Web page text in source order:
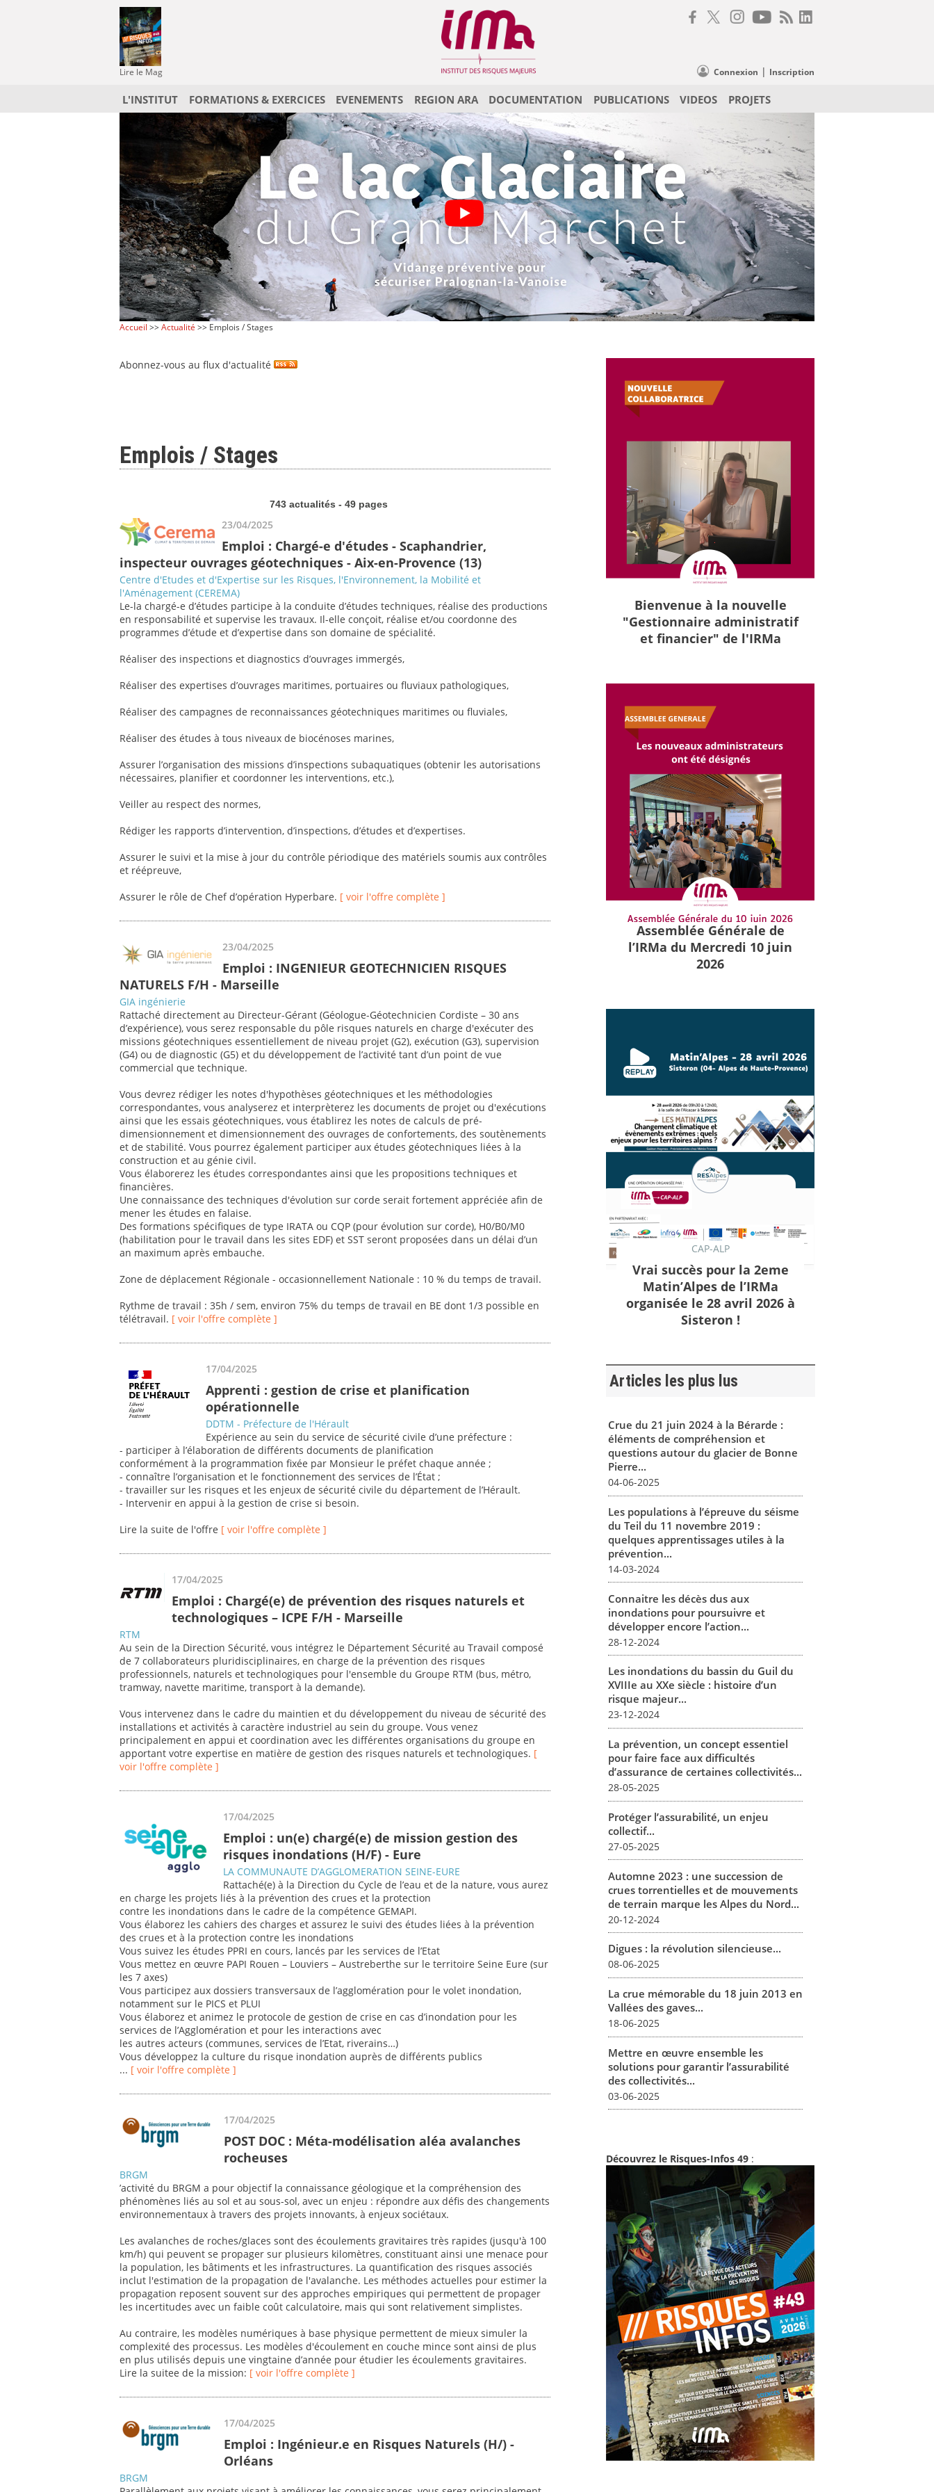
Lire le Mag Connexion | Inscription
L'INSTITUT FORMATIONS & EXERCICES EVENEMENTS REGION ARA DOCUMENTATION PUBLICATIONS VIDEOS PROJETS
Accueil >>Actualité >> Emplois / Stages
Abonnez-vous au flux d'actualité
Emplois / Stages
743 actualités - 49 pages
23/04/2025
Emploi : Chargé-e d'études - Scaphandrier,
inspecteur ouvrages géotechniques - Aix-en-Provence (13)
Centre d'Etudes et d'Expertise sur les Risques, l'Environnement, la Mobilité et
l'Aménagement (CEREMA)
Le-la chargé-e d’études participe à la conduite d’études techniques, réalise des productions
en responsabilité et supervise les travaux. Il-elle conçoit, réalise et/ou coordonne des
programmes d’étude et d’expertise dans son domaine de spécialité.
Réaliser des inspections et diagnostics d’ouvrages immergés,
Réaliser des expertises d’ouvrages maritimes, portuaires ou fluviaux pathologiques,
Réaliser des campagnes de reconnaissances géotechniques maritimes ou fluviales,
Réaliser des études à tous niveaux de biocénoses marines,
Assurer l’organisation des missions d’inspections subaquatiques (obtenir les autorisations
nécessaires, planifier et coordonner les interventions, etc.),
Veiller au respect des normes,
Rédiger les rapports d’intervention, d’inspections, d’études et d’expertises.
Assurer le suivi et la mise à jour du contrôle périodique des matériels soumis aux contrôles
et réépreuve,
Assurer le rôle de Chef d’opération Hyperbare. [ voir l'offre complète ]
23/04/2025
Emploi : INGENIEUR GEOTECHNICIEN RISQUES
NATURELS F/H - Marseille
GIA ingénierie
Rattaché directement au Directeur-Gérant (Géologue-Géotechnicien Cordiste – 30 ans
d’expérience), vous serez responsable du pôle risques naturels en charge d'exécuter des
missions géotechniques essentiellement de niveau projet (G2), exécution (G3), supervision
(G4) ou de diagnostic (G5) et du développement de l’activité tant d’un point de vue
commercial que technique.
Vous devrez rédiger les notes d'hypothèses géotechniques et les méthodologies
correspondantes, vous analyserez et interprèterez les documents de projet ou d'exécutions
ainsi que les essais géotechniques, vous établirez les notes de calculs de pré-
dimensionnement et dimensionnement des ouvrages de confortements, des soutènements
et de stabilité. Vous pourrez également participer aux études géotechniques liées à la
construction et au génie civil.
Vous élaborerez les études correspondantes ainsi que les propositions techniques et
financières.
Une connaissance des techniques d'évolution sur corde serait fortement appréciée afin de
mener les études en falaise.
Des formations spécifiques de type IRATA ou CQP (pour évolution sur corde), H0/B0/M0
(habilitation pour le travail dans les sites EDF) et SST seront proposées dans un délai d’un
an maximum après embauche.
Zone de déplacement Régionale - occasionnellement Nationale : 10 % du temps de travail.
Rythme de travail : 35h / sem, environ 75% du temps de travail en BE dont 1/3 possible en
télétravail. [ voir l'offre complète ]
17/04/2025
Apprenti : gestion de crise et planification
opérationnelle
DDTM - Préfecture de l'Hérault
Expérience au sein du service de sécurité civile d’une préfecture :
- participer à l’élaboration de différents documents de planification
conformément à la programmation fixée par Monsieur le préfet chaque année ;
- connaître l’organisation et le fonctionnement des services de l’État ;
- travailler sur les risques et les enjeux de sécurité civile du département de l’Hérault.
- Intervenir en appui à la gestion de crise si besoin.
Lire la suite de l'offre [ voir l'offre complète ]
17/04/2025
Emploi : Chargé(e) de prévention des risques naturels et
technologiques – ICPE F/H - Marseille
RTM
Au sein de la Direction Sécurité, vous intégrez le Département Sécurité au Travail composé
de 7 collaborateurs pluridisciplinaires, en charge de la prévention des risques
professionnels, naturels et technologiques pour l'ensemble du Groupe RTM (bus, métro,
tramway, navette maritime, transport à la demande).
Vous intervenez dans le cadre du maintien et du développement du niveau de sécurité des
installations et activités à caractère industriel au sein du groupe. Vous venez
principalement en appui et coordination avec les différentes organisations du groupe en
apportant votre expertise en matière de gestion des risques naturels et technologiques. [
voir l'offre complète ]
17/04/2025
Emploi : un(e) chargé(e) de mission gestion des
risques inondations (H/F) - Eure
LA COMMUNAUTE D’AGGLOMERATION SEINE-EURE
Rattaché(e) à la Direction du Cycle de l’eau et de la nature, vous aurez
en charge les projets liés à la prévention des crues et la protection
contre les inondations dans le cadre de la compétence GEMAPI.
Vous élaborez les cahiers des charges et assurez le suivi des études liées à la prévention
des crues et à la protection contre les inondations
Vous suivez les études PPRI en cours, lancés par les services de l’Etat
Vous mettez en œuvre PAPI Rouen – Louviers – Austreberthe sur le territoire Seine Eure (sur
les 7 axes)
Vous participez aux dossiers transversaux de l’agglomération pour le volet inondation,
notamment sur le PICS et PLUI
Vous élaborez et animez le protocole de gestion de crise en cas d’inondation pour les
services de l’Agglomération et pour les interactions avec
les autres acteurs (communes, services de l’Etat, riverains…)
Vous développez la culture du risque inondation auprès de différents publics
... [ voir l'offre complète ]
17/04/2025
POST DOC : Méta-modélisation aléa avalanches
rocheuses
BRGM
’activité du BRGM a pour objectif la connaissance géologique et la compréhension des
phénomènes liés au sol et au sous-sol, avec un enjeu : répondre aux défis des changements
environnementaux à travers des projets innovants, à enjeux sociétaux.
Les avalanches de roches/glaces sont des écoulements gravitaires très rapides (jusqu'à 100
km/h) qui peuvent se propager sur plusieurs kilomètres, constituant ainsi une menace pour
la population, les bâtiments et les infrastructures. La quantification des risques associés
inclut l'estimation de la propagation de l'avalanche. Les méthodes actuelles pour estimer la
propagation reposent souvent sur des approches empiriques qui permettent de propager
les incertitudes avec un faible coût calculatoire, mais qui sont relativement simplistes.
Au contraire, les modèles numériques à base physique permettent de mieux simuler la
complexité des processus. Les modèles d'écoulement en couche mince sont ainsi de plus
en plus utilisés depuis une vingtaine d’année pour étudier les écoulements gravitaires.
Lire la suitee de la mission: [ voir l'offre complète ]
17/04/2025
Emploi : Ingénieur.e en Risques Naturels (H/) -
Orléans
BRGM
Bienvenue à la nouvelle
"Gestionnaire administratif
et financier" de l'IRMa
Assemblée Générale de
l’IRMa du Mercredi 10 juin
2026
CAP-ALP
Vrai succès pour la 2eme
Matin’Alpes de l’IRMa
organisée le 28 avril 2026 à
Sisteron !
Articles les plus lus
Crue du 21 juin 2024 à la Bérarde :
éléments de compréhension et
questions autour du glacier de Bonne
Pierre...
04-06-2025
Les populations à l’épreuve du séisme
du Teil du 11 novembre 2019 :
quelques apprentissages utiles à la
prévention...
14-03-2024
Connaitre les décès dus aux
inondations pour poursuivre et
développer encore l’action...
28-12-2024
Les inondations du bassin du Guil du
XVIIIe au XXe siècle : histoire d’un
risque majeur...
23-12-2024
La prévention, un concept essentiel
pour faire face aux difficultés
d’assurance de certaines collectivités...
28-05-2025
Protéger l’assurabilité, un enjeu
collectif...
27-05-2025
Automne 2023 : une succession de
crues torrentielles et de mouvements
de terrain marque les Alpes du Nord...
20-12-2024
Digues : la révolution silencieuse...
08-06-2025
La crue mémorable du 18 juin 2013 en
Vallées des gaves...
18-06-2025
Mettre en œuvre ensemble les
solutions pour garantir l’assurabilité
des collectivités...
03-06-2025
Découvrez le Risques-Infos 49 :